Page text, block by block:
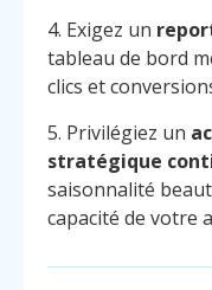
4. Exigez un
tableau de bord
clics et
5. Privilégiez un
stratégique
saisonnalité
capacité de votre